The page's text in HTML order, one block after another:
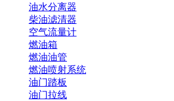
油水分离器
柴油滤清器
空气流量计
燃油箱
燃油油管
燃油喷射系统
油门踏板
油门拉线